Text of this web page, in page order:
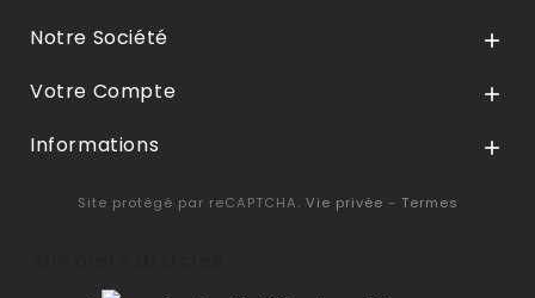
Notre Société 
Votre Compte 
Informations 
Site protégé par reCAPTCHA. Vie privée - Termes